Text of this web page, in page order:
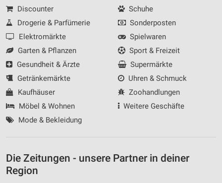
Discounter
Drogerie & Parfümerie
Elektromärkte
Garten & Pflanzen
Gesundheit & Ärzte
Getränkemärkte
Kaufhäuser
Möbel & Wohnen
Mode & Bekleidung
Schuhe
Sonderposten
Spielwaren
Sport & Freizeit
Supermärkte
Uhren & Schmuck
Zoohandlungen
Weitere Geschäfte
Die Zeitungen - unsere Partner in deiner
Region